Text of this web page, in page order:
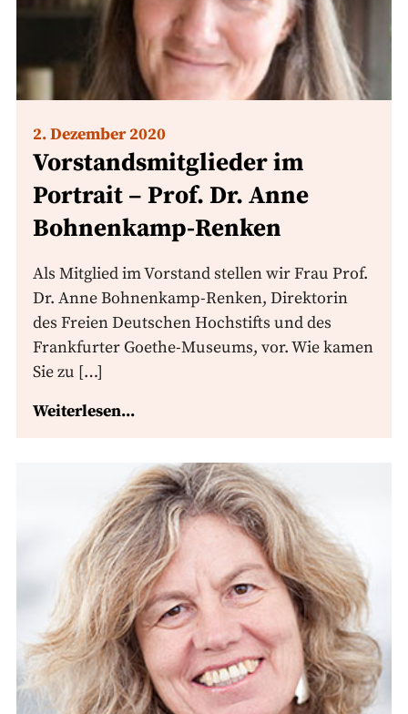
2. Dezember 2020
Vorstandsmitglieder im
Portrait – Prof. Dr. Anne
Bohnenkamp-Renken
Als Mitglied im Vorstand stellen wir Frau Prof.
Dr. Anne Bohnenkamp-Renken, Direktorin
des Freien Deutschen Hochstifts und des
Frankfurter Goethe-Museums, vor. Wie kamen
Sie zu […]
Weiterlesen...